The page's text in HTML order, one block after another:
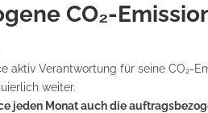
CO₂-
aktiv Verantwortung für seine CO₂-
weiter.
jeden Monat auch die